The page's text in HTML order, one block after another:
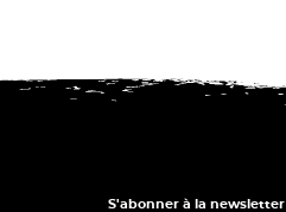
S'abonner à la newsletter